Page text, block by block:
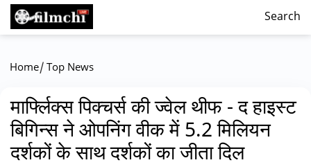
Search
Home/ Top News
मार्फ्लिक्स पिक्चर्स की ज्वेल थीफ - द हाइस्ट
बिगिन्स ने ओपनिंग वीक में 5.2 मिलियन
दर्शकों के साथ दर्शकों का जीता दिल